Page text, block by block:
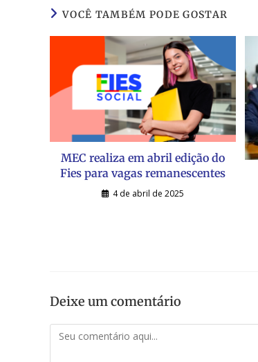
VOCÊ TAMBÉM PODE GOSTAR
MEC realiza em abril edição do
Fies para vagas remanescentes
4 de abril de 2025
Deixe um comentário